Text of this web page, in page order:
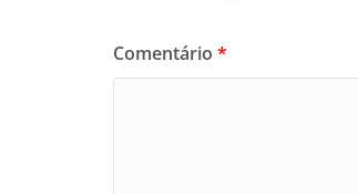
Comentário *